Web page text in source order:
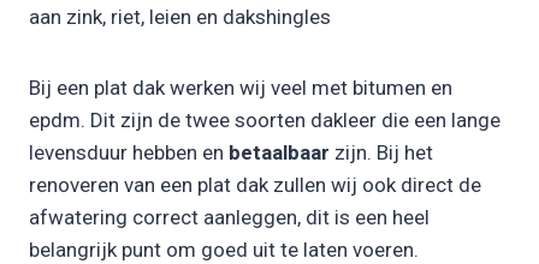
aan zink, riet, leien en dakshingles
Bij een plat dak werken wij veel met bitumen en
epdm. Dit zijn de twee soorten dakleer die een lange
levensduur hebben en betaalbaar zijn. Bij het
renoveren van een plat dak zullen wij ook direct de
afwatering correct aanleggen, dit is een heel
belangrijk punt om goed uit te laten voeren.